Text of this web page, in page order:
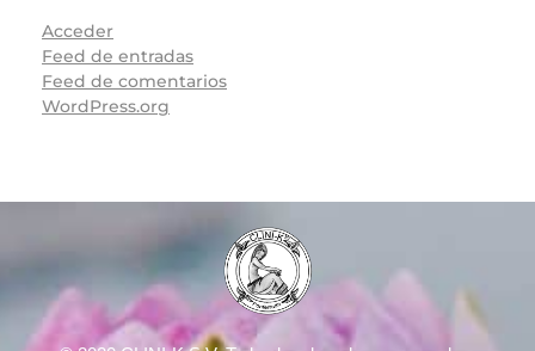
Acceder
Feed de entradas
Feed de comentarios
WordPress.org